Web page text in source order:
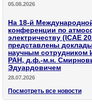
05.08.2026
На 18-й
конференции по
электричеству (ICAE
представлены
научным
РАН, д.ф.-м.н.
Эдуардовичем
28.07.2026
Посмотреть все новости